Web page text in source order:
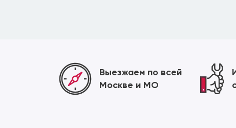
Выезжаем по всей
Москве и МО